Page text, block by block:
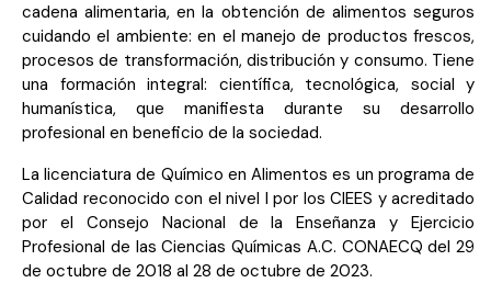
cadena alimentaria, en la obtención de alimentos seguros
cuidando el ambiente: en el manejo de productos frescos,
procesos de transformación, distribución y consumo. Tiene
una formación integral: científica, tecnológica, social y
humanística, que manifiesta durante su desarrollo
profesional en beneficio de la sociedad.
La licenciatura de Químico en Alimentos es un programa de
Calidad reconocido con el nivel I por los CIEES y acreditado
por el Consejo Nacional de la Enseñanza y Ejercicio
Profesional de las Ciencias Químicas A.C. CONAECQ del 29
de octubre de 2018 al 28 de octubre de 2023.